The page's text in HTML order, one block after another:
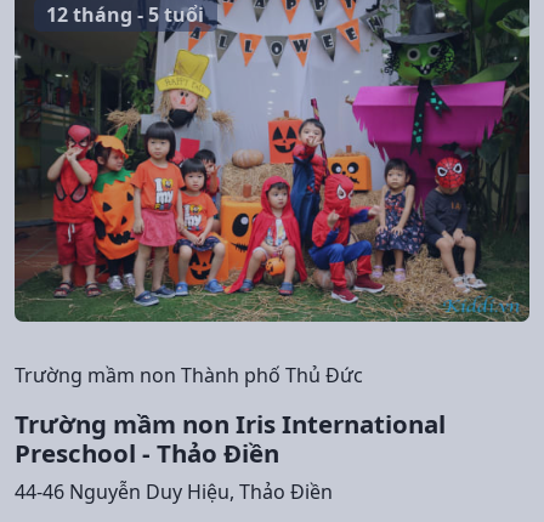
12 tháng - 5 tuổi
Trường mầm non Thành phố Thủ Đức
Trường mầm non Iris International
Preschool - Thảo Điền
44-46 Nguyễn Duy Hiệu, Thảo Điền